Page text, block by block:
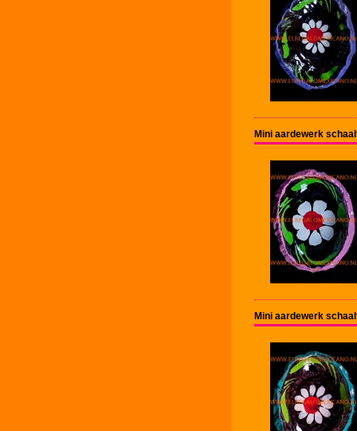
Mini aardewerk
Mini aardewerk